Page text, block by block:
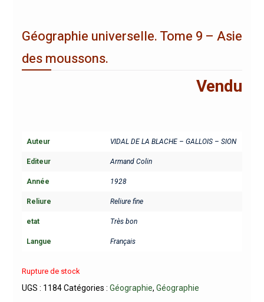
Géographie universelle. Tome 9 – Asie
des moussons.
Vendu
Auteur VIDAL DE LA BLACHE – GALLOIS – SION
Editeur Armand Colin
Année 1928
Reliure Reliure fine
etat Très bon
Langue Français
Rupture de stock
UGS : 1184 Catégories : Géographie, Géographie